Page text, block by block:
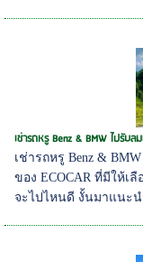
เช่ารถหรู Benz & BMW ไปรับ
เช่ารถหรู Benz &
ของ ECOCAR ที่มีให้เลื
จะไปไหนดี งั้นมาแนะ